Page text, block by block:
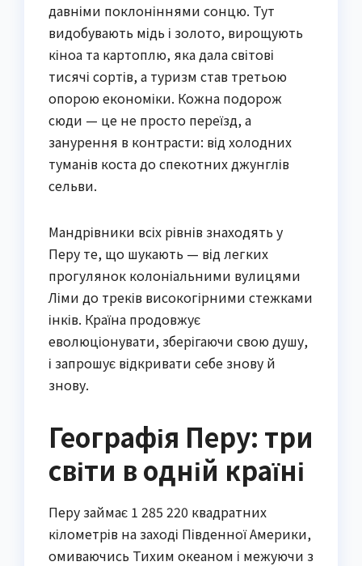
давніми поклоніннями сонцю. Тут
видобувають мідь і золото, вирощують
кіноа та картоплю, яка дала світові
тисячі сортів, а туризм став третьою
опорою економіки. Кожна подорож
сюди — це не просто переїзд, а
занурення в контрасти: від холодних
туманів коста до спекотних джунглів
сельви.
Мандрівники всіх рівнів знаходять у
Перу те, що шукають — від легких
прогулянок колоніальними вулицями
Ліми до треків високогірними стежками
інків. Країна продовжує
еволюціонувати, зберігаючи свою душу,
і запрошує відкривати себе знову й
знову.
Географія Перу: три
світи в одній країні
Перу займає 1 285 220 квадратних
кілометрів на заході Південної Америки,
омиваючись Тихим океаном і межуючи з